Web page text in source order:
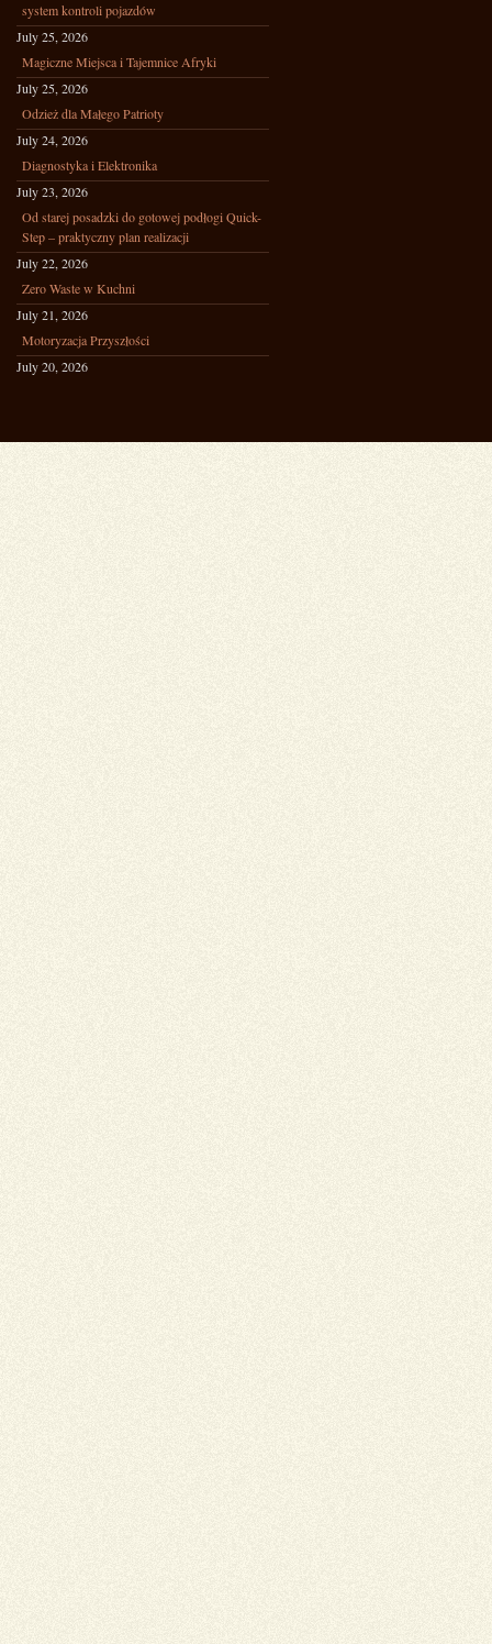
system kontroli pojazdów
July 25, 2026
Magiczne Miejsca i Tajemnice Afryki
July 25, 2026
Odzież dla Małego Patrioty
July 24, 2026
Diagnostyka i Elektronika
July 23, 2026
Od starej posadzki do gotowej podłogi Quick-
Step – praktyczny plan realizacji
July 22, 2026
Zero Waste w Kuchni
July 21, 2026
Motoryzacja Przyszłości
July 20, 2026